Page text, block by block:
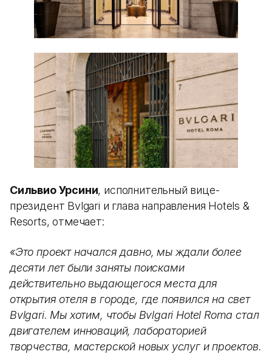
Сильвио Урсини, исполнительный вице-
президент Bvlgari и глава направления Hotels &
Resorts, отмечает:
«Это проект начался давно, мы ждали более
десяти лет были заняты поисками
действительно выдающегося места для
открытия отеля в городе, где появился на свет
Bvlgari. Мы хотим, чтобы Bvlgari Hotel Roma стал
двигателем инноваций, лабораторией
творчества, мастерской новых услуг и проектов.